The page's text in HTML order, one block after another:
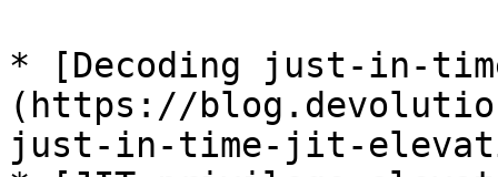
* [Decoding just-in-
(https://
just-in-time-jit-